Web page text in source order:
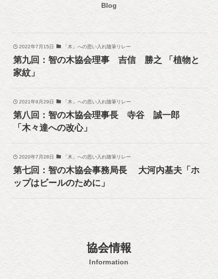
Blog
2022年7月15日 「木」への思い入れ随筆リレー
第九回：智の木協会理事 吉信 勝之 「植物と
家紋」
2021年9月29日 「木」への思い入れ随筆リレー
第八回：智の木協会理事長 寺谷 誠一郎
「木々達への改心」
2020年7月28日 「木」への思い入れ随筆リレー
第七回：智の木協会事務局長 大河内基夫「ホ
ップはビールのために」
協会情報
Information